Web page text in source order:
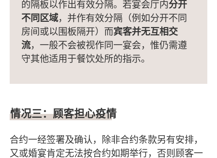
的隔板以作出有效分隔。若宴会厅内分开
不同区域，并作有效分隔（例如分开不同
房间或以围板隔开）而宾客并无互相交
流，一般不会被视作同一宴会，惟仍需遵
守其他适用于餐饮处所的指示。
情况三：顾客担心疫情
合约一经签署及确认，除非合约条款另有安排，
又或婚宴肯定无法按合约如期举行，否则顾客一